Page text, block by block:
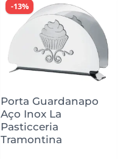
-13%
Porta Guardanapo
Aço Inox La
Pasticceria
Tramontina